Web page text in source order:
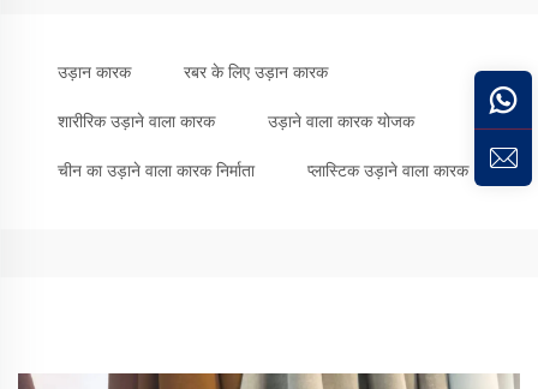
उड़ान कारक रबर के लिए उड़ान कारक
शारीरिक उड़ाने वाला कारक उड़ाने वाला कारक योजक
चीन का उड़ाने वाला कारक निर्माता प्लास्टिक उड़ाने वाला कारक